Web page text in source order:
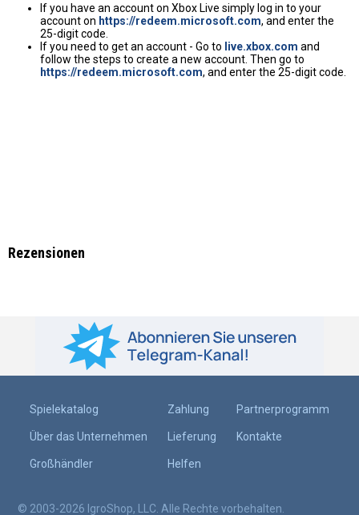
If you have an account on Xbox Live simply log in to your
account on https://redeem.microsoft.com, and enter the
25-digit code.
If you need to get an account - Go to live.xbox.com and
follow the steps to create a new account. Then go to
https://redeem.microsoft.com, and enter the 25-digit code.
Rezensionen
Spielekatalog
Über das Unternehmen
Großhändler
Zahlung
Lieferung
Helfen
Partnerprogramm
Kontakte
© 2003-2026 IgroShop, LLC. Alle Rechte vorbehalten.